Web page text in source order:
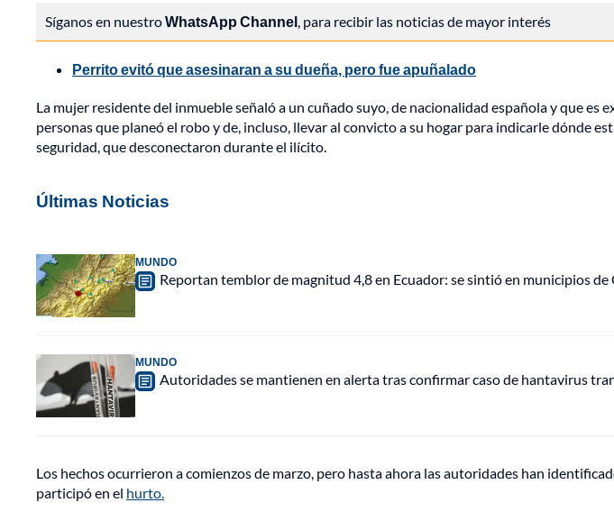
Síganos en nuestroWhatsApp Channel, para recibir las noticias de mayor interés
Perrito evitó que asesinaran a su dueña, pero fue apuñalado
La mujer residente del inmueble señaló a un cuñado suyo, de nacionalidad española y que es
personas que planeó el robo y de, incluso, llevar al convicto a su hogar para indicarle dónde
seguridad, que desconectaron durante el ilícito.
Últimas Noticias
MUNDO
Reportan temblor de magnitud 4,8 en Ecuador: se sintió en municipios de
MUNDO
Autoridades se mantienen en alerta tras confirmar caso de hantavirus
Los hechos ocurrieron a comienzos de marzo, pero hasta ahora las autoridades han
participó en el hurto.